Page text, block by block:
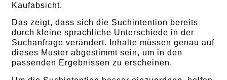
Kaufabsicht.
Das zeigt, dass sich die Suchintention bereits
durch kleine sprachliche Unterschiede in der
Suchanfrage verändert. Inhalte müssen genau auf
dieses Muster abgestimmt sein, um in den
passenden Ergebnissen zu erscheinen.